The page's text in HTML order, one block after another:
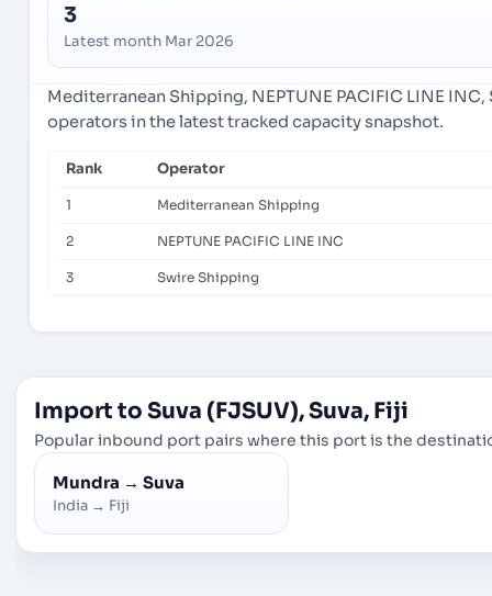
3
Latest month Mar 2026
Mediterranean Shipping, NEPTUNE PACIFIC LINE
operators in the latest tracked capacity snapshot.
Rank Operator
1 Mediterranean Shipping
2 NEPTUNE PACIFIC LINE INC
3 Swire Shipping
Import to Suva (FJSUV), Suva, Fiji
Popular inbound port pairs where this port is the
Mundra → Suva
India → Fiji